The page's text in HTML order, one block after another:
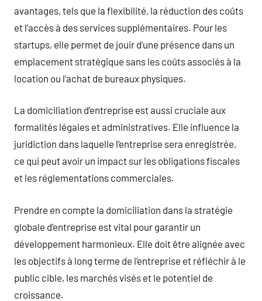
avantages, tels que la flexibilité, la réduction des coûts
et l’accès à des services supplémentaires. Pour les
startups, elle permet de jouir d’une présence dans un
emplacement stratégique sans les coûts associés à la
location ou l’achat de bureaux physiques.
La domiciliation d’entreprise est aussi cruciale aux
formalités légales et administratives. Elle influence la
juridiction dans laquelle l’entreprise sera enregistrée,
ce qui peut avoir un impact sur les obligations fiscales
et les réglementations commerciales.
Prendre en compte la domiciliation dans la stratégie
globale d’entreprise est vital pour garantir un
développement harmonieux. Elle doit être alignée avec
les objectifs à long terme de l’entreprise et réfléchir à le
public cible, les marchés visés et le potentiel de
croissance.